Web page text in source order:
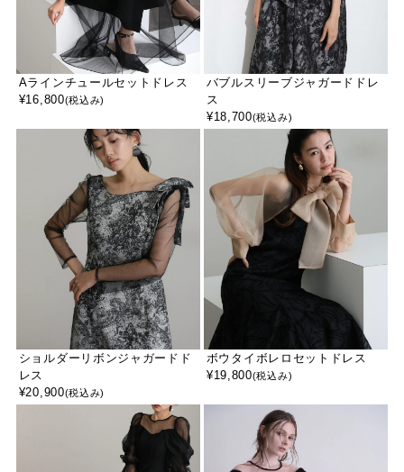
Aラインチュールセットドレス
¥16,800(税込み)
バブルスリーブジャガードドレ
ス
¥18,700(税込み)
ショルダーリボンジャガードド
レス
¥20,900(税込み)
ボウタイボレロセットドレス
¥19,800(税込み)